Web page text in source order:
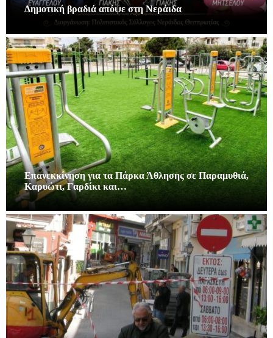
Δημοτική βραδιά απόψε στη Νεράιδα
Επανεκκίνηση για τα Πάρκα Άθλησης σε Παραμυθιά,
Καρυώτι, Γαρδίκι και…